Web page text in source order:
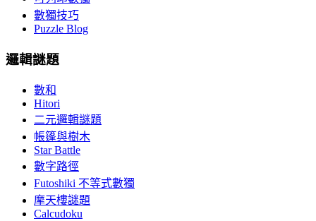
數獨技巧
Puzzle Blog
邏輯謎題
數和
Hitori
二元邏輯謎題
帳篷與樹木
Star Battle
數字路徑
Futoshiki 不等式數獨
摩天樓謎題
Calcudoku